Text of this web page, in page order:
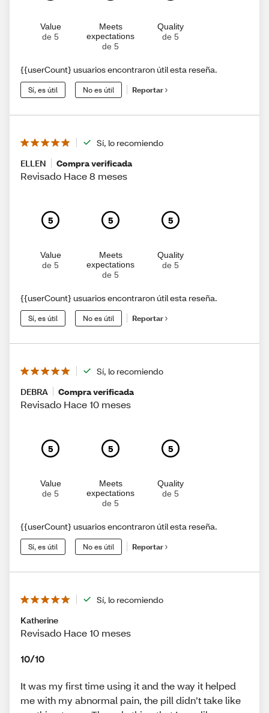
Value
de 5
Meets
expectations
de 5
Quality
de 5
{{userCount} usuarios encontraron útil esta reseña.
Sí, es útil No es útil Reportar
Sí, lo recomiendo
ELLEN
Compra verificada
Revisado Hace 8 meses
5
Value
de 5
5
Meets
expectations
de 5
5
Quality
de 5
{{userCount} usuarios encontraron útil esta reseña.
Sí, es útil No es útil Reportar
Sí, lo recomiendo
DEBRA
Compra verificada
Revisado Hace 10 meses
5
Value
de 5
5
Meets
expectations
de 5
5
Quality
de 5
{{userCount} usuarios encontraron útil esta reseña.
Sí, es útil No es útil Reportar
Sí, lo recomiendo
Katherine
Revisado Hace 10 meses
10/10
It was my first time using it and the way it helped
me with my abnormal pain, the pill didn’t take like